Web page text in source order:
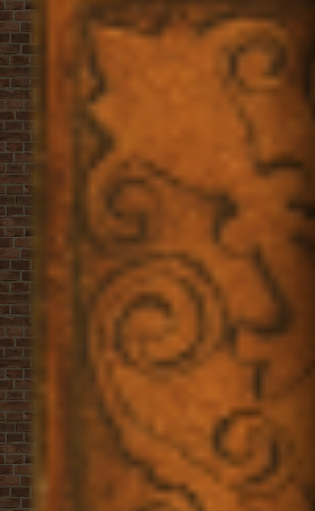
Openingstijden
Dagelijks open van
10.00 uur - tot de koek op is
tel. 020-7779327
info@vanstapele.com
Rokin 17
1012 KK
AMSTERDAM
Onze koek
Het menu
FAQ
Allergenen
Foto’s
Instructiekaartje